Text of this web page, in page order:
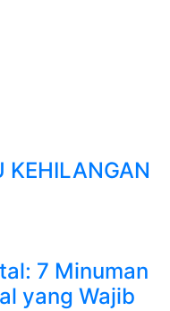
KEHILANGAN
7 Minuman
yang Wajib